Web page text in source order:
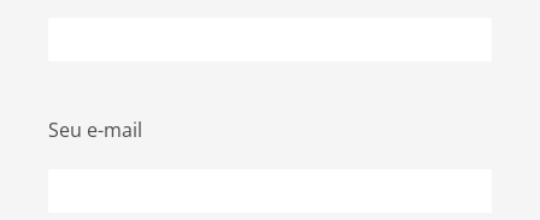
Seu e-mail